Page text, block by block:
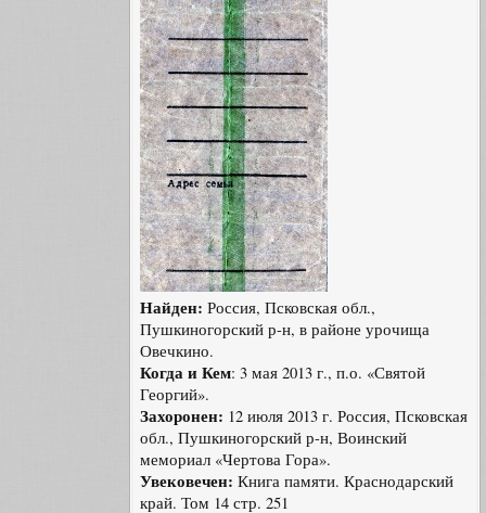
Найден: Россия, Псковская обл.,
Пушкиногорский р-н, в районе урочища
Овечкино.
Когда и Кем: 3 мая 2013 г., п.о. «Святой
Георгий».
Захоронен: 12 июля 2013 г. Россия, Псковская
обл., Пушкиногорский р-н, Воинский
мемориал «Чертова Гора».
Увековечен: Книга памяти. Краснодарский
край. Том 14 стр. 251